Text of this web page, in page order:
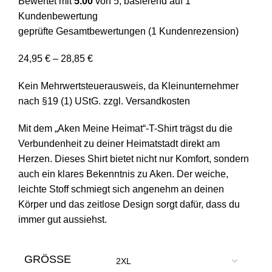
Kundenbewertung
geprüfte Gesamtbewertungen (1 Kundenrezension)
24,95 € – 28,85 €
Kein Mehrwertsteuerausweis, da Kleinunternehmer
nach §19 (1) UStG. zzgl. Versandkosten
Mit dem „Aken Meine Heimat“-T-Shirt trägst du die
Verbundenheit zu deiner Heimatstadt direkt am
Herzen. Dieses Shirt bietet nicht nur Komfort, sondern
auch ein klares Bekenntnis zu Aken. Der weiche,
leichte Stoff schmiegt sich angenehm an deinen
Körper und das zeitlose Design sorgt dafür, dass du
immer gut aussiehst.
GRÖSSE